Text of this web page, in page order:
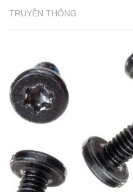
TRUYỀN THÔNG